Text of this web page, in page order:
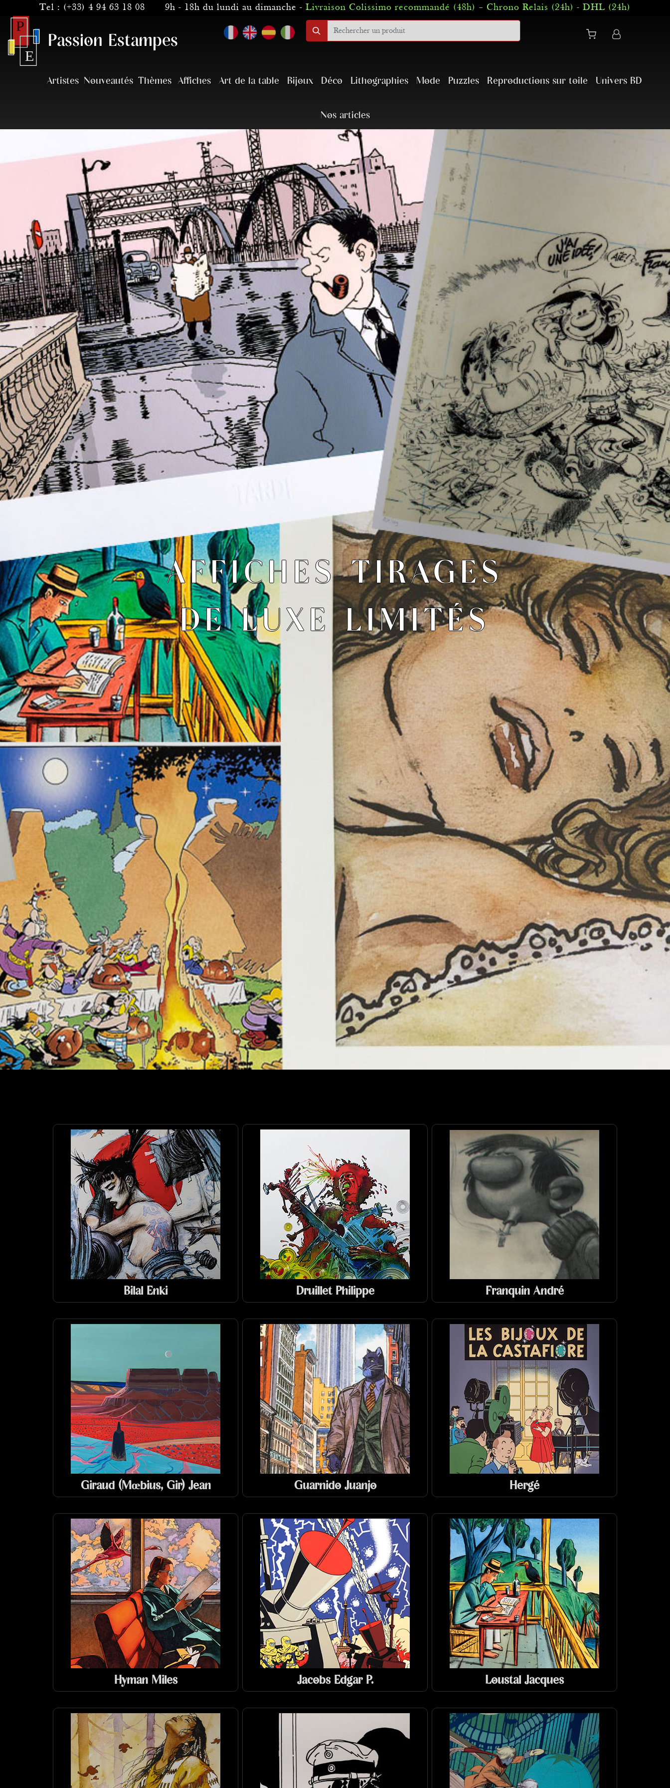
Tel : (+33) 4 94 63 18 08 9h - 18h du lundi au dimanche - Livraison Colissimo recommandé (48h) – Chrono Relais (24h) - DHL (24h)
Passion Estampes
Artistes Nouveautés Thèmes Affiches Art de la table Bijoux Déco Lithographies Mode Puzzles Reproductions sur toile Univers BD
Nos articles
AFFICHES TIRAGES
DE LUXE LIMITÉS
Bilal Enki Druillet Philippe Franquin André
Giraud (Mœbius, Gir) Jean Guarnido Juanjo Hergé
Hyman Miles Jacobs Edgar P. Loustal Jacques